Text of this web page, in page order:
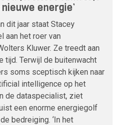
energie’
dit jaar staat Stacey
aan het roer van
Kluwer. Ze treedt aan
tijd. Terwijl de buitenwacht
soms sceptisch kijken naar
intelligence op het
de dataspecialist, ziet
een enorme energiegolf
bedreiging. ‘In het